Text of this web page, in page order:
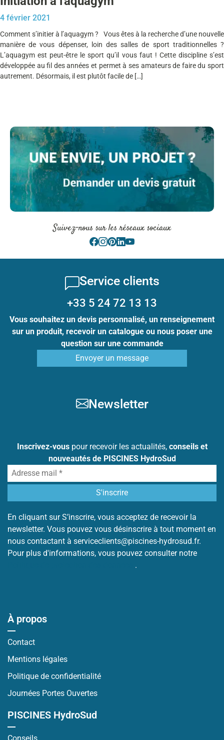
4 février 2021
Comment s’initier à l’aquagym ? Vous êtes à la recherche d’une nouvelle
manière de vous dépenser, loin des salles de sport traditionnelles ?
L’aquagym est peut-être le sport qu’il vous faut ! Cette discipline s’est
développée au fil des années et permet à ses amateurs de faire du sport
autrement. Désormais, il est plutôt facile de […]
Suivez-nous sur les réseaux sociaux
Service clients
+33 5 24 72 13 13
Vous souhaitez un devis personnalisé, un renseignement
sur un produit, recevoir un catalogue ou nous poser une
question sur une commande
Envoyer un message
Newsletter
Inscrivez-vouspour recevoir les actualités, conseils et
nouveautés de PISCINES HydroSud
En cliquant sur S’inscrire, vous acceptez de recevoir la
newsletter. Vous pouvez vous désinscrire à tout moment en
nous contactant à serviceclients@piscines-hydrosud.fr.
Pour plus d'informations, vous pouvez consulter notre
.
À propos
Contact
Mentions légales
Politique de confidentialité
Journées Portes Ouvertes
PISCINES HydroSud
Conseils